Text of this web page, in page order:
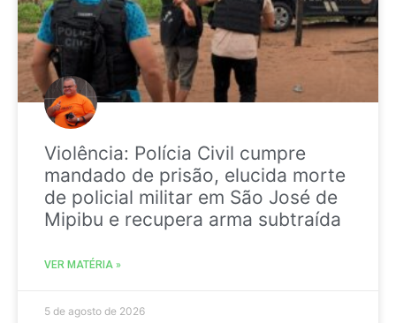
Violência: Polícia Civil cumpre
mandado de prisão, elucida morte
de policial militar em São José de
Mipibu e recupera arma subtraída
VER MATÉRIA »
5 de agosto de 2026